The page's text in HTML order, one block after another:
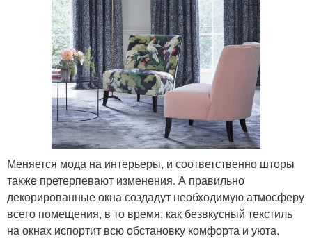
Меняется мода на интерьеры, и соответственно шторы
также претерпевают изменения. А правильно
декорированные окна создадут необходимую атмосферу
всего помещения, в то время, как безвкусный текстиль
на окнах испортит всю обстановку комфорта и уюта.